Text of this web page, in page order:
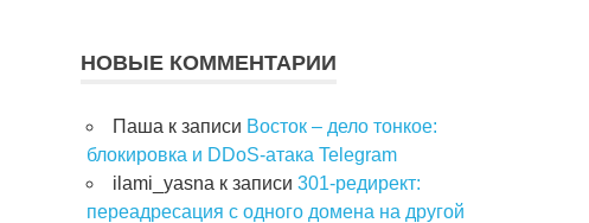
НОВЫЕ КОММЕНТАРИИ
Паша к записи Восток – дело тонкое:
блокировка и DDoS-атака Telegram
ilami_yasna к записи 301-редирект:
переадресация с одного домена на другой